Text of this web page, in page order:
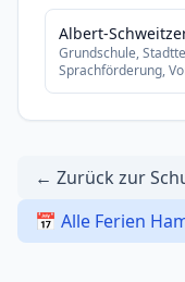
Albert-
Grundschule,
Sprachförderung,
← Zurück zur
📅 Alle Ferien